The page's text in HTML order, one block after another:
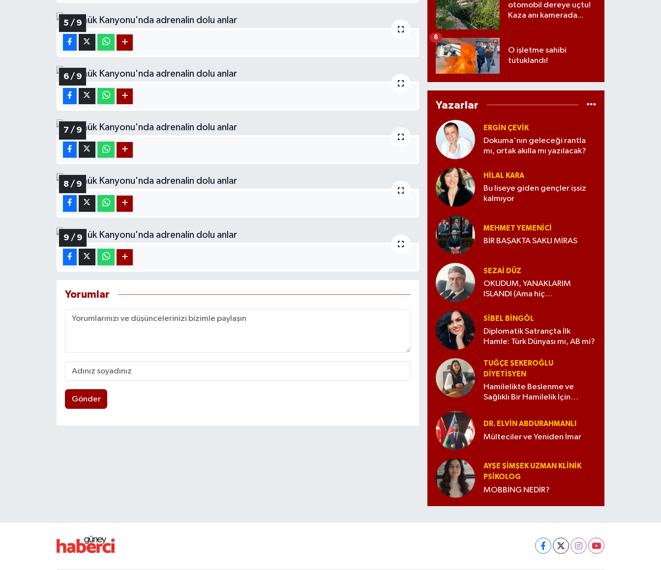
5 / 9
6 / 9
7 / 9
8 / 9
9 / 9
Yorumlar
Gönder
otomobil dereye uçtu!
Kaza anı kamerada...
O işletme sahibi
tutuklandı!
6
Yazarlar
ERGIN ÇEVİK
Dokuma'nın geleceği rantla
mı, ortak akılla mı yazılacak?
HILAL KARA
Bu liseye giden gençler işsiz
kalmıyor
MEHMET YEMENICI
BİR BAŞAKTA SAKLI MİRAS
SEZAI DÜZ
OKUDUM, YANAKLARIM
ISLANDI (Ama hiç
SIBEL BINGÖL
Diplomatik Satrançta İlk
Hamle: Türk Dünyası mı, AB mi?
TUĞÇE ŞEKEROĞLU
DIYETISYEN
Hamilelikte Beslenme ve
Sağlıklı Bir Hamilelik İçin
DR. ELVIN ABDURAHMANLI
Mülteciler ve Yeniden İmar
AYŞE ŞIMŞEK UZMAN KLINIK
PSIKOLOG
MOBBİNG NEDİR?